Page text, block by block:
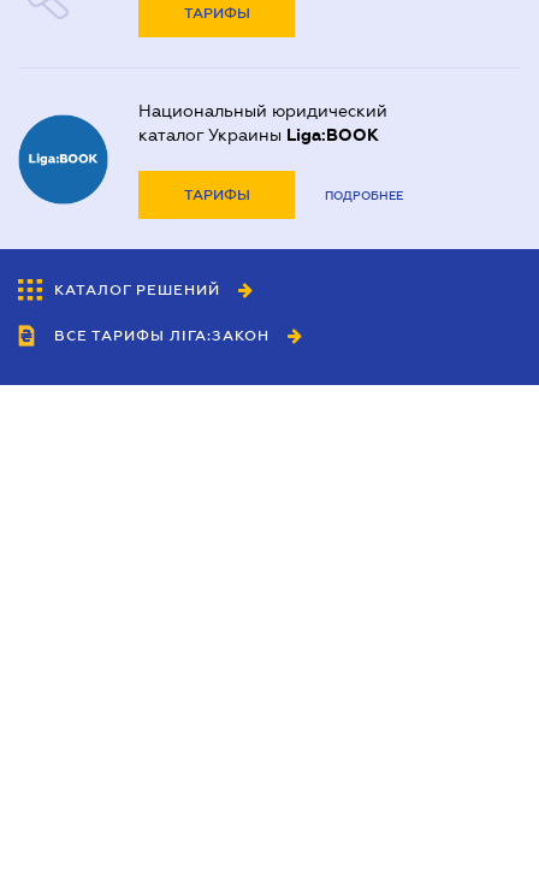
ТАРИФЫ
Национальный юридический
каталог Украины Liga:BOOK
ТАРИФЫ ПОДРОБНЕЕ
КАТАЛОГ РЕШЕНИЙ
ВСЕ ТАРИФЫ ЛІГА:ЗАКОН